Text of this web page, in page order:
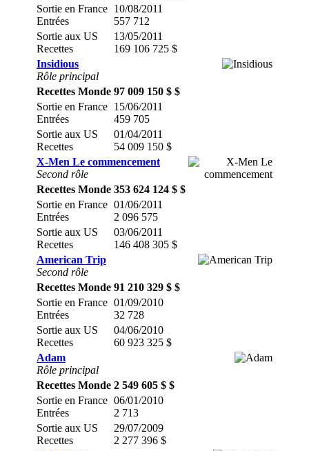
Sortie en France
Entrées
10/08/2011
557 712
Sortie aux US
Recettes
13/05/2011
169 106 725 $
Insidious
Rôle principal
Recettes Monde 97 009 150 $ $
Sortie en France
Entrées
15/06/2011
459 705
Sortie aux US
Recettes
01/04/2011
54 009 150 $
X-Men Le commencement
Second rôle
Recettes Monde 353 624 124 $ $
Sortie en France
Entrées
01/06/2011
2 096 575
Sortie aux US
Recettes
03/06/2011
146 408 305 $
American Trip
Second rôle
Recettes Monde 91 210 329 $ $
Sortie en France
Entrées
01/09/2010
32 728
Sortie aux US
Recettes
04/06/2010
60 923 325 $
Adam
Rôle principal
Recettes Monde 2 549 605 $ $
Sortie en France
Entrées
06/01/2010
2 713
Sortie aux US
Recettes
29/07/2009
2 277 396 $